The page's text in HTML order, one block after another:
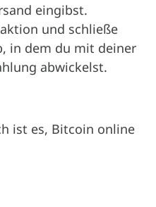
eingibst.
und schließe
in dem du mit deiner
abwickelst.
ist es, Bitcoin online